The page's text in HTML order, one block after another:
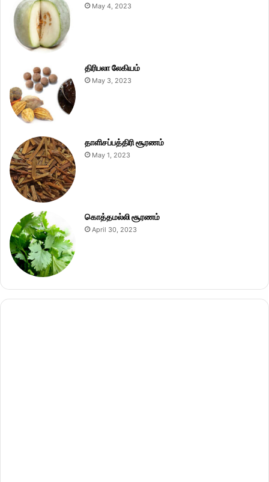
May 4, 2023
திரிபலா லேகியம்
May 3, 2023
தாளிசப்பத்திரி சூரணம்
May 1, 2023
கொத்தமல்லி சூரணம்
April 30, 2023